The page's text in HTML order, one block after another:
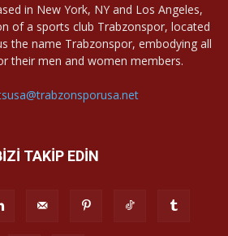
in New York, NY and Los Angeles,
of a sports club Trabzonspor, located
the name Trabzonspor, embodying all
their men and women members.
TAKİP EDİN